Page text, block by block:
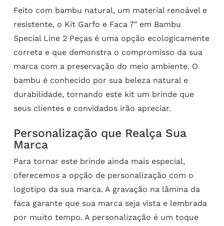
Feito com bambu natural, um material renoável e
resistente, o Kit Garfo e Faca 7″ em Bambu
Special Line 2 Peças é uma opção ecologicamente
correta e que demonstra o compromisso da sua
marca com a preservação do meio ambiente. O
bambu é conhecido por sua beleza natural e
durabilidade, tornando este kit um brinde que
seus clientes e convidados irão apreciar.
Personalização que Realça Sua
Marca
Para tornar este brinde ainda mais especial,
oferecemos a opção de personalização com o
logotipo da sua marca. A gravação na lâmina da
faca garante que sua marca seja vista e lembrada
por muito tempo. A personalização é um toque